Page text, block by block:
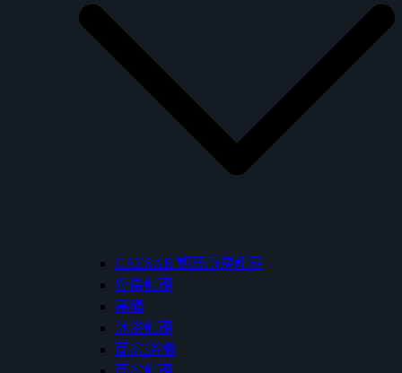
CAESAR 凱薩廚房龍頭
廚房龍頭
馬桶
沐浴龍頭
面盆/浴櫃